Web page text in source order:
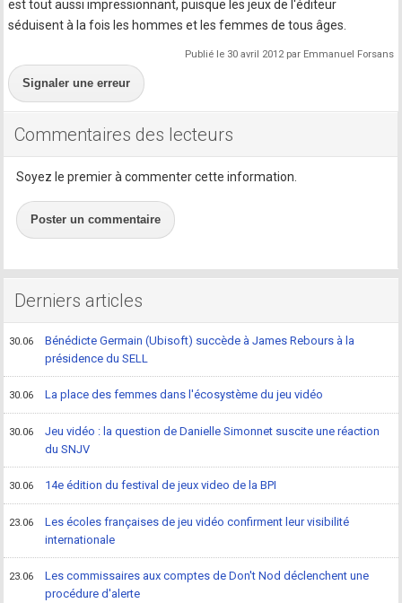
est tout aussi impressionnant, puisque les jeux de l'éditeur
séduisent à la fois les hommes et les femmes de tous âges.
Publié le 30 avril 2012 par Emmanuel Forsans
Signaler une erreur
Commentaires des lecteurs
Soyez le premier à commenter cette information.
Poster un commentaire
Derniers articles
30.06
Bénédicte Germain (Ubisoft) succède à James Rebours à la
présidence du SELL
30.06 La place des femmes dans l'écosystème du jeu vidéo
30.06
Jeu vidéo : la question de Danielle Simonnet suscite une réaction
du SNJV
30.06 14e édition du festival de jeux video de la BPI
23.06
Les écoles françaises de jeu vidéo confirment leur visibilité
internationale
23.06
Les commissaires aux comptes de Don't Nod déclenchent une
procédure d'alerte